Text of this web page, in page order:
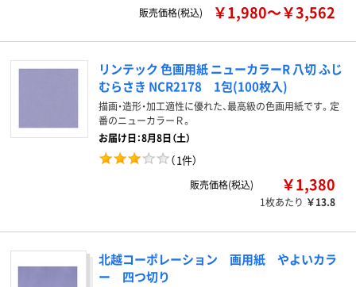
販売価格(税込) ￥1,980～￥3,562
リンテック 色画用紙 ニューカラーR 八切 ふじ
むらさき NCR2178 1包(100枚入)
描画・造形・加工適性に優れた、最高級の色画用紙です。定
番のニューカラーＲ。
お届け日：8月8日（土）
（1件）
販売価格(税込) ￥1,380
1枚あたり ￥13.8
北越コーポレーション 画用紙 やよいカラ
ー 四つ切り